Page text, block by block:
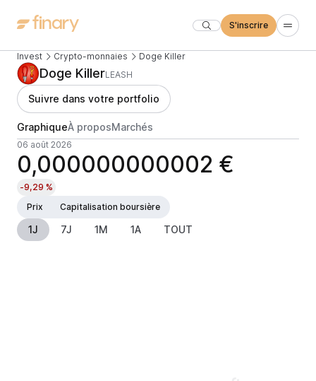
S'inscrire
Invest Crypto-monnaies Doge Killer
Doge KillerLEASH
Suivre dans votre portfolio
GraphiqueÀ proposMarchés
06 août 2026
0,000000000002 €
-9,29 %
Prix
Capitalisation boursière
1J 7J 1M 1A TOUT